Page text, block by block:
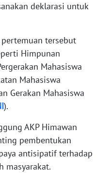
deklarasi untuk
tersebut
Himpunan
Mahasiswa
Mahasiswa
Gerakan Mahasiswa
).
AKP Himawan
pembentukan
antisipatif terhadap
masyarakat.